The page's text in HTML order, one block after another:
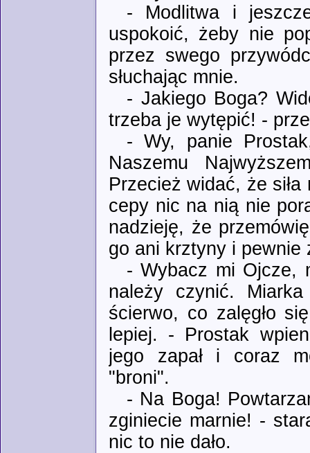
- Modlitwa i
uspokoić, żeby nie
przez swego
słuchając mnie.
- Jakiego Boga?
trzeba je wytępić! -
- Wy, panie
Naszemu
Przecież widać, że siła
cepy nic na nią nie
nadzieję, że
go ani krztyny i pewnie
- Wybacz mi Ojcze,
należy czynić.
ścierwo, co zalęgło
lepiej. - Prostak
jego zapał i coraz
"broni".
- Na Boga!
zginiecie marnie! -
nic to nie dało.